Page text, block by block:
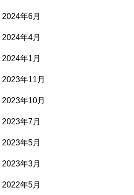
2024年6月
2024年4月
2024年1月
2023年11月
2023年10月
2023年7月
2023年5月
2023年3月
2022年5月